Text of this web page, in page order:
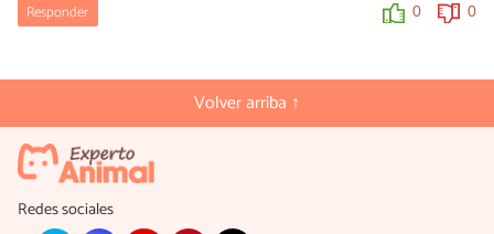
Responder 0 0
Volver arriba ↑
Redes sociales